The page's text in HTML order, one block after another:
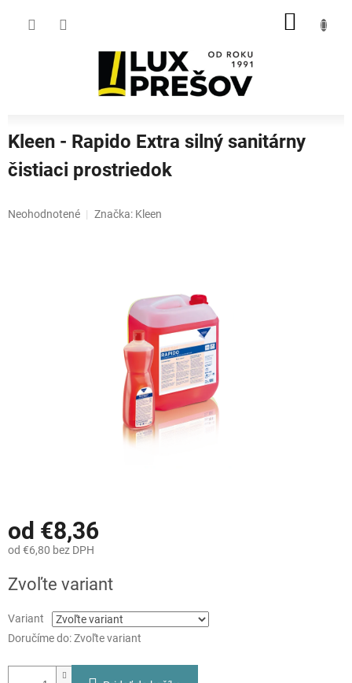
Kleen - Rapido Extra silný sanitárny
čistiaci prostriedok
Priemerné
Neohodnotené Značka: Kleen
od €8,36
od €6,80 bez DPH
cena:
Zvoľte variant
Variant
Doručíme do:Zvoľte variant